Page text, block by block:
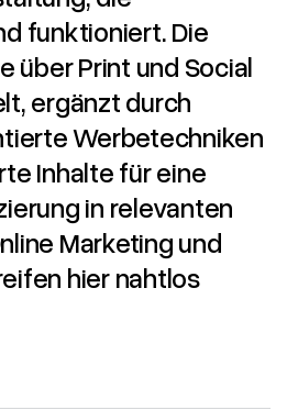
funktioniert. Die
über Print und Social
ergänzt durch
Werbetechniken
Inhalte für eine
in relevanten
Marketing und
hier nahtlos